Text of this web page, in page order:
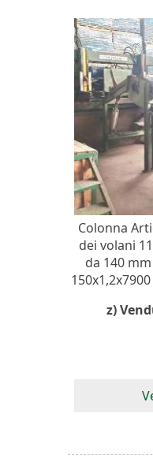
Colonna
dei volani
da 140
z)